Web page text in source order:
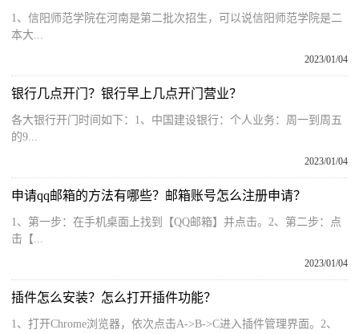
1、信阳师范学院在河南是第二批次招生，可以说信阳师范学院是二
本大...
2023/01/04
银行几点开门？银行早上几点开门营业？
各大银行开门时间如下：1、中国建设银行：个人业务：周一到周五
的9...
2023/01/04
申请qq邮箱的方法有哪些？邮箱账号怎么注册申请？
1、第一步：在手机桌面上找到【QQ邮箱】并点击。2、第二步：点
击【...
2023/01/04
插件怎么安装？怎么打开插件功能？
1、打开Chrome浏览器，依次点击A->B->C进入插件管理界面。2、